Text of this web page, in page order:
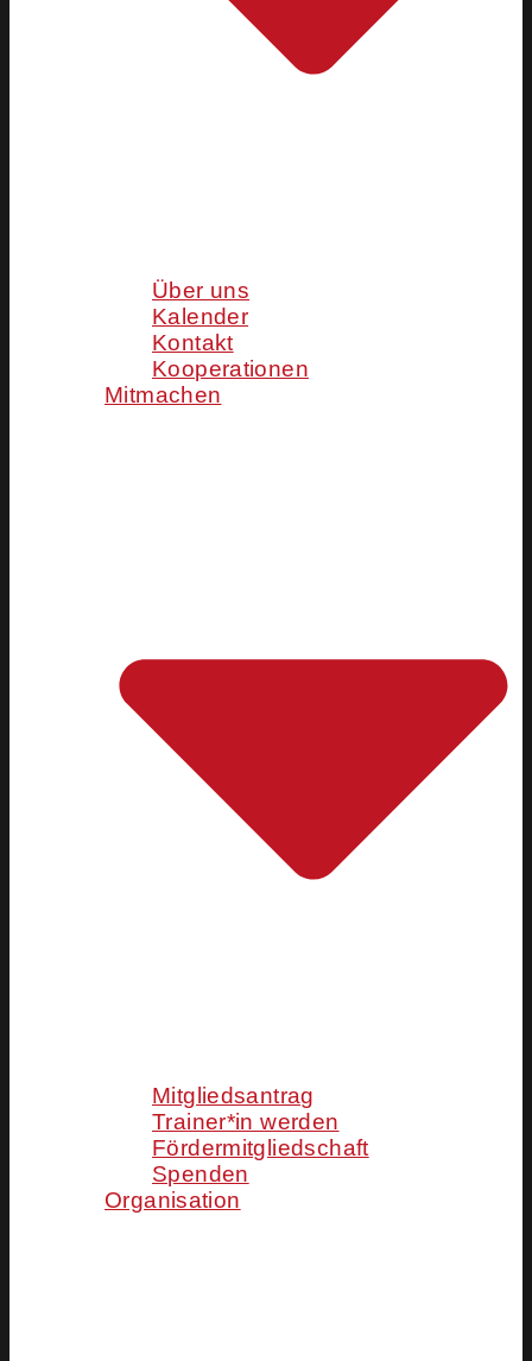
Über uns
Kalender
Kontakt
Kooperationen
Mitmachen
Mitgliedsantrag
Trainer*in werden
Fördermitgliedschaft
Spenden
Organisation